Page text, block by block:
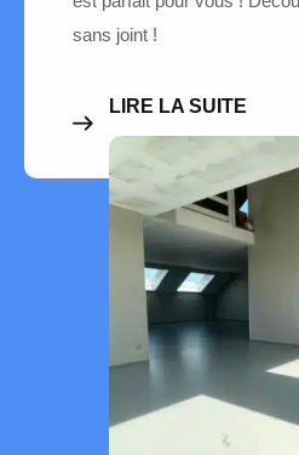
sans joint !
LIRE LA SUITE